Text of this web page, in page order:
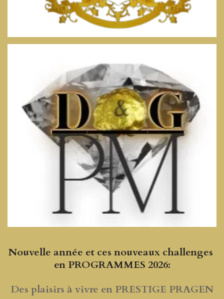
Nouvelle année et ces nouveaux challenges
en PROGRAMMES 2026:
Des plaisirs à vivre en PRESTIGE PRAGEN